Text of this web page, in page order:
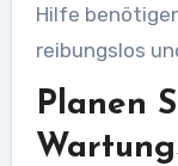
Hilfe
reibungslos
Planen